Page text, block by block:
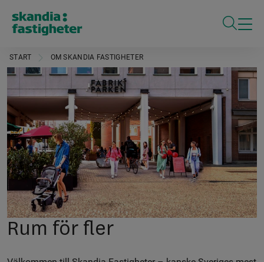
START OM SKANDIA FASTIGHETER
Rum för fler